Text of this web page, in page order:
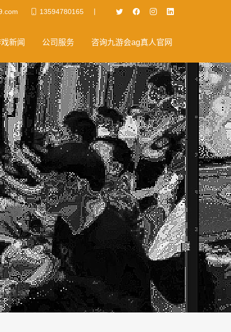
13594780165 |
新闻 公司服务 咨询九游会ag真人官网
斯》)